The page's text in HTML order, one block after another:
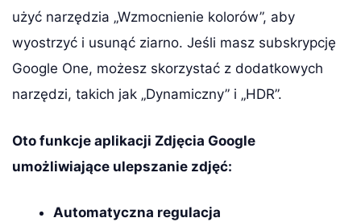
użyć narzędzia „Wzmocnienie kolorów”, aby
wyostrzyć i usunąć ziarno. Jeśli masz subskrypcję
Google One, możesz skorzystać z dodatkowych
narzędzi, takich jak „Dynamiczny” i „HDR”.
Oto funkcje aplikacji Zdjęcia Google
umożliwiające ulepszanie zdjęć:
Automatyczna regulacja